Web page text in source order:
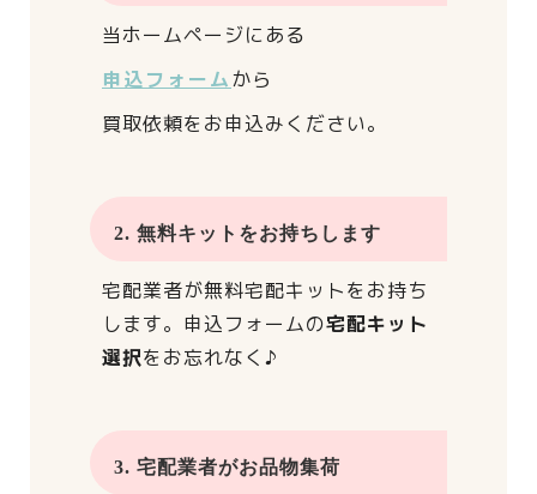
当ホームページにある
申込フォームから
買取依頼をお申込みください。
2. 無料キットをお持ちします
宅配業者が無料宅配キットをお持ち
します。 申込フォームの宅配キット
選択をお忘れなく♪
3. 宅配業者がお品物集荷